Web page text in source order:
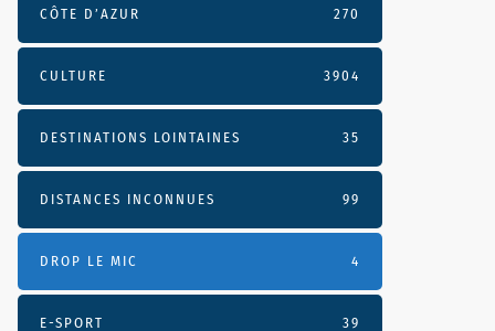
CÔTE D’AZUR 270
CULTURE 3904
DESTINATIONS LOINTAINES 35
DISTANCES INCONNUES 99
DROP LE MIC 4
E-SPORT 39